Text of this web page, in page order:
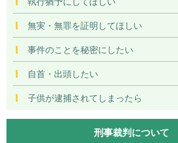
無実・無罪を証明してほしい
事件のことを秘密にしたい
自首・出頭したい
子供が逮捕されてしまったら
刑事裁判について